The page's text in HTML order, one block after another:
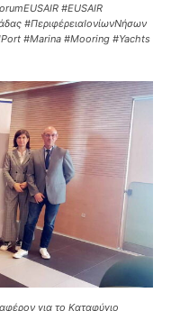
#EUSAIR
#ΠεριφέρειαΙονίωνΝήσων
#Marina #Mooring #Yachts
για το Καταφύγιο